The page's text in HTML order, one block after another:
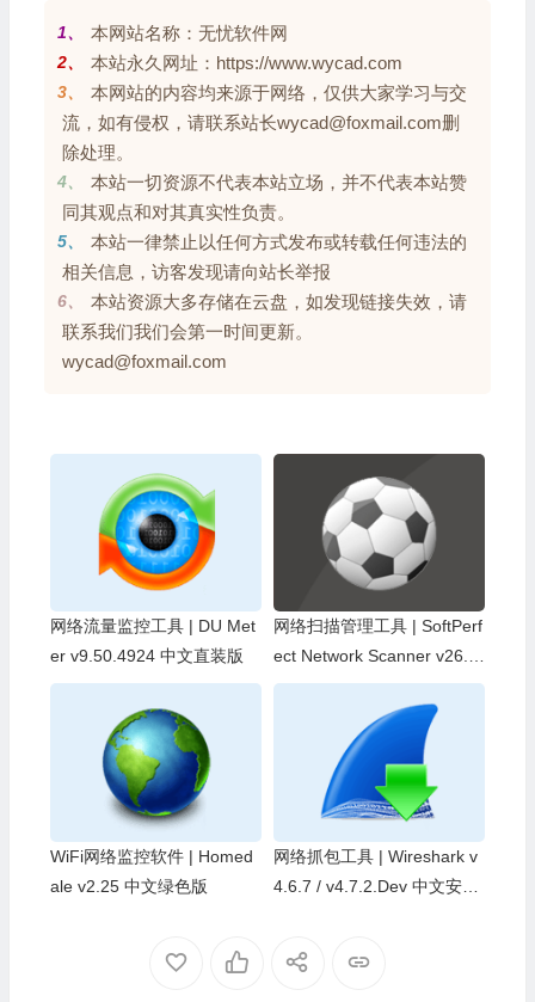
1、 本网站名称：无忧软件网
2、 本站永久网址：https://www.wycad.com
3、
本网站的内容均来源于网络，仅供大家学习与交
流，如有侵权，请联系站长wycad@foxmail.com删
除处理。
4、
本站一切资源不代表本站立场，并不代表本站赞
同其观点和对其真实性负责。
5、
本站一律禁止以任何方式发布或转载任何违法的
相关信息，访客发现请向站长举报
6、
本站资源大多存储在云盘，如发现链接失效，请
联系我们我们会第一时间更新。
wycad@foxmail.com
网络流量监控工具 | DU Met
er v9.50.4924 中文直装版
网络扫描管理工具 | SoftPerf
ect Network Scanner v26.7
中文绿色版
WiFi网络监控软件 | Homed
ale v2.25 中文绿色版
网络抓包工具 | Wireshark v
4.6.7 / v4.7.2.Dev 中文安装